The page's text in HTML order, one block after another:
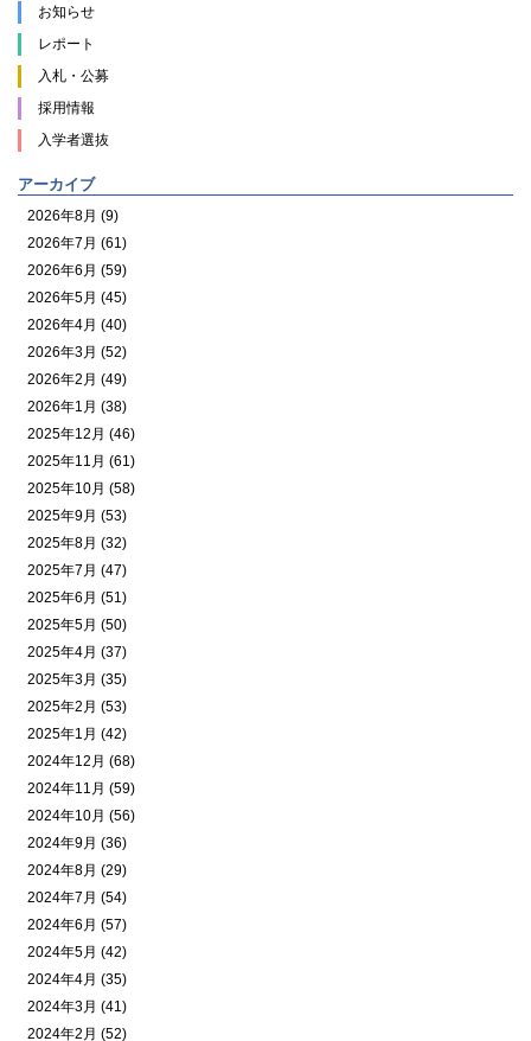
お知らせ
レポート
入札・公募
採用情報
入学者選抜
アーカイブ
2026年8月 (9)
2026年7月 (61)
2026年6月 (59)
2026年5月 (45)
2026年4月 (40)
2026年3月 (52)
2026年2月 (49)
2026年1月 (38)
2025年12月 (46)
2025年11月 (61)
2025年10月 (58)
2025年9月 (53)
2025年8月 (32)
2025年7月 (47)
2025年6月 (51)
2025年5月 (50)
2025年4月 (37)
2025年3月 (35)
2025年2月 (53)
2025年1月 (42)
2024年12月 (68)
2024年11月 (59)
2024年10月 (56)
2024年9月 (36)
2024年8月 (29)
2024年7月 (54)
2024年6月 (57)
2024年5月 (42)
2024年4月 (35)
2024年3月 (41)
2024年2月 (52)